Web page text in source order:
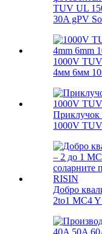
TUV UL
30A gPV
1000V
4мм 6мм
Приклучок
1000V
Добро
2to1 MC4